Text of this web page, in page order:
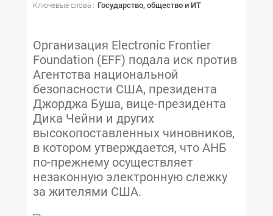
Ключевые слова : Государство, общество и ИТ
Организация Electronic Frontier
Foundation (EFF) подала иск против
Агентства национальной
безопасности США, президента
Джорджа Буша, вице-президента
Дика Чейни и других
высокопоставленных чиновников,
в котором утверждается, что АНБ
по-прежнему осуществляет
незаконную электронную слежку
за жителями США.